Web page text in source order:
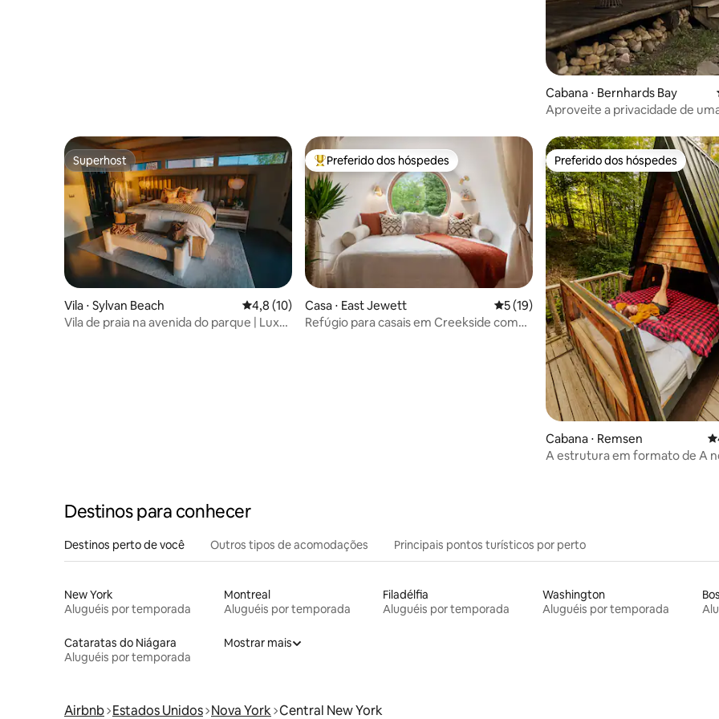
Cabana ⋅ Bernhards Bay
Aproveite a privacidade de
Superhost
Superhost
Vila ⋅ Sylvan Beach 4,8 de uma avaliação média de 5, 10 avaliações
4,8 (10)
Vila de praia na avenida do parque | Luxo
Entre os melhores preferidos dos hóspedes
Preferido dos hóspedes
Casa ⋅ East Jewett 5 de uma avaliação média de 5, 19
5 (19)
Refúgio para casais em Creekside com
Preferido dos hóspedes
Preferido dos hóspedes
Cabana ⋅ Remsen
A estrutura em formato de A
Destinos para conhecer
Destinos perto de você Outros tipos de acomodações Principais pontos turísticos por perto
New York
Aluguéis por temporada
Montreal
Aluguéis por temporada
Filadélfia
Aluguéis por temporada
Washington
Aluguéis por temporada
Cataratas do Niágara
Aluguéis por temporada
Mostrar mais
Airbnb Estados Unidos Nova York Central New York